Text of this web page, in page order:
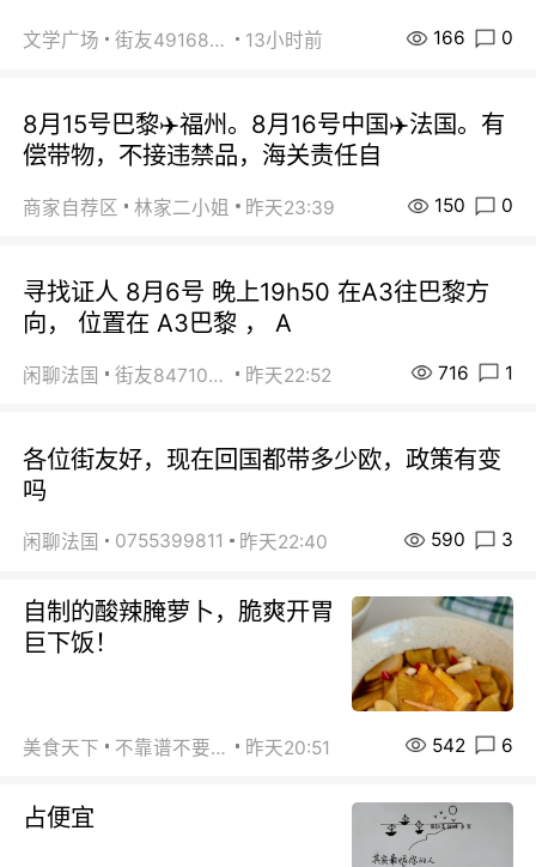
文学广场 街友49168527 13小时前 166 0
8月15号巴黎✈️福州。8月16号中国✈️法国。有
偿带物，不接违禁品，海关责任自
商家自荐区 林家二小姐 昨天23:39 150 0
寻找证人 8月6号 晚上19h50 在A3往巴黎方
向， 位置在 A3巴黎 ， A
闲聊法国 街友84710671 昨天22:52 716 1
各位街友好，现在回国都带多少欧，政策有变
吗
闲聊法国 0755399811 昨天22:40 590 3
自制的酸辣腌萝卜，脆爽开胃
巨下饭！
美食天下 不靠谱不要联系 昨天20:51 542 6
占便宜